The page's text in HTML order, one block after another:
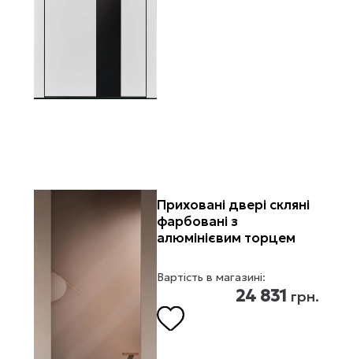
Приховані двері скляні
фарбовані з
алюмінієвим торцем
Вартість в магазині:
24 831 грн.